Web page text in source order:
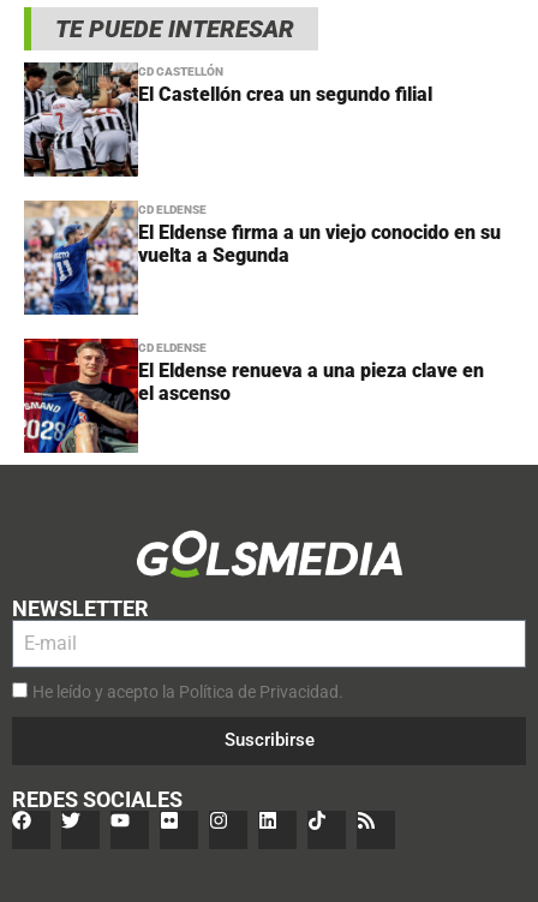
TE PUEDE INTERESAR
CD CASTELLÓN
El Castellón crea un segundo filial
CD ELDENSE
El Eldense firma a un viejo conocido en su
vuelta a Segunda
CD ELDENSE
El Eldense renueva a una pieza clave en
el ascenso
NEWSLETTER
He leído y acepto la Política de Privacidad.
Suscribirse
REDES SOCIALES